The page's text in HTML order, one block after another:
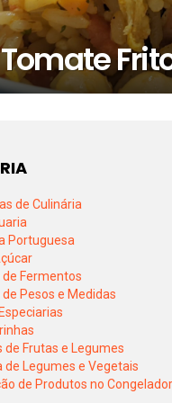
de Culinária
Portuguesa
Fermentos
Pesos e Medidas
de Frutas e Legumes
de Legumes e Vegetais
de Produtos no Congelador